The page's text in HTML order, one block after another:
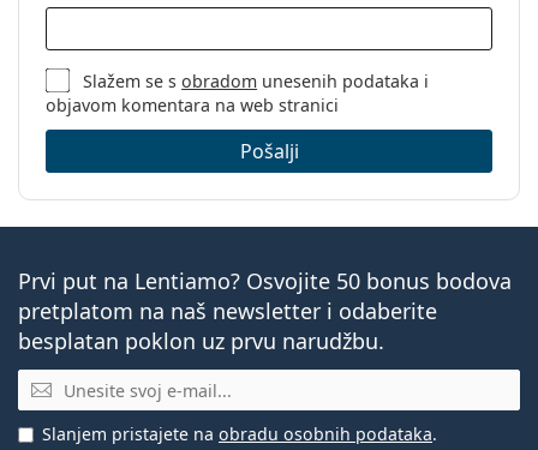
Slažem se sobradom unesenih podataka i
objavom komentara na web stranici
Pošalji
Prvi put na Lentiamo? Osvojite 50 bonus bodova
pretplatom na naš newsletter i odaberite
besplatan poklon uz prvu narudžbu.
E-mail
Slanjem pristajete na obradu osobnih podataka.